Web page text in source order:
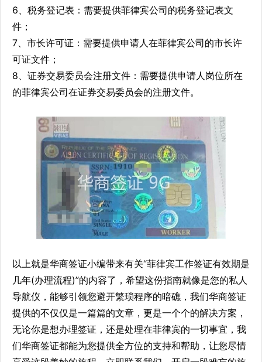
6、税务登记表：需要提供菲律宾公司的税务登记表文
件；
7、市长许可证：需要提供申请人在菲律宾公司的市长许
可证文件；
8、证券交易委员会注册文件：需要提供申请人岗位所在
的菲律宾公司在证券交易委员会的注册文件。
以上就是华商签证小编带来有关“菲律宾工作签证有效期是
几年(办理流程)”的内容了，希望这份指南就像是您的私人
导航仪，能够引领您避开繁琐程序的暗礁，我们华商签证
提供的不仅仅是一篇篇的文章，更是一个个的解决方案，
无论你是想办理签证，还是处理在菲律宾的一切事宜，我
们华商签证都能为您提供全方位的支持和帮助，让您尽情